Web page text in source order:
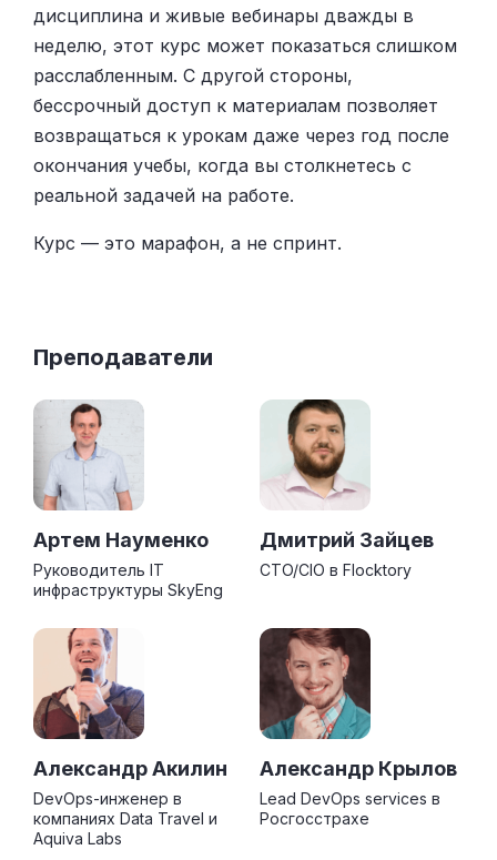
дисциплина и живые вебинары дважды в
неделю, этот курс может показаться слишком
расслабленным. С другой стороны,
бессрочный доступ к материалам позволяет
возвращаться к урокам даже через год после
окончания учебы, когда вы столкнетесь с
реальной задачей на работе.
Курс — это марафон, а не спринт.
Преподаватели
Артем Науменко
Руководитель IT
инфраструктуры SkyEng
Дмитрий Зайцев
CTO/CIO в Flocktory
Александр Акилин
DevOps-инженер в
компаниях Data Travel и
Aquiva Labs
Александр Крылов
Lead DevOps services в
Росгосстрахе